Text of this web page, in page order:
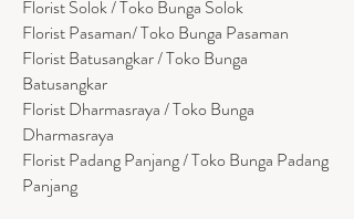
Florist Solok / Toko Bunga Solok
Florist Pasaman/ Toko Bunga Pasaman
Florist Batusangkar / Toko Bunga
Batusangkar
Florist Dharmasraya / Toko Bunga
Dharmasraya
Florist Padang Panjang / Toko Bunga Padang
Panjang